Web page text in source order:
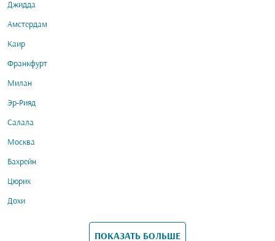
Джидда
Амстердам
Каир
Франкфурт
Милан
Эр-Рияд
Салала
Москва
Бахрейн
Цюрих
Дохи
ПОКАЗАТЬ БОЛЬШЕ